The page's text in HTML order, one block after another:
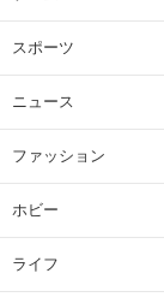
スポーツ
ニュース
ファッション
ホビー
ライフ